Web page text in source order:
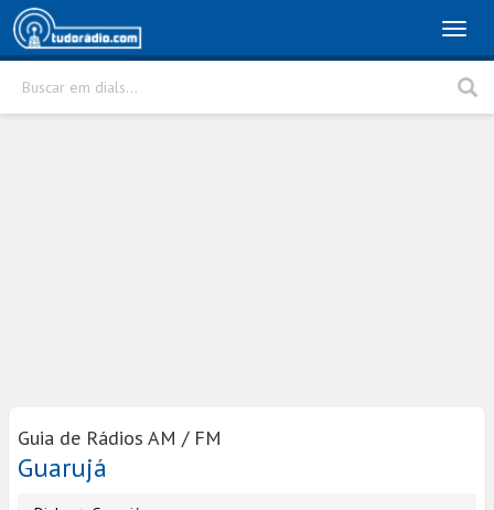
Buscar em dials...
Guia de Rádios AM / FM
Guarujá